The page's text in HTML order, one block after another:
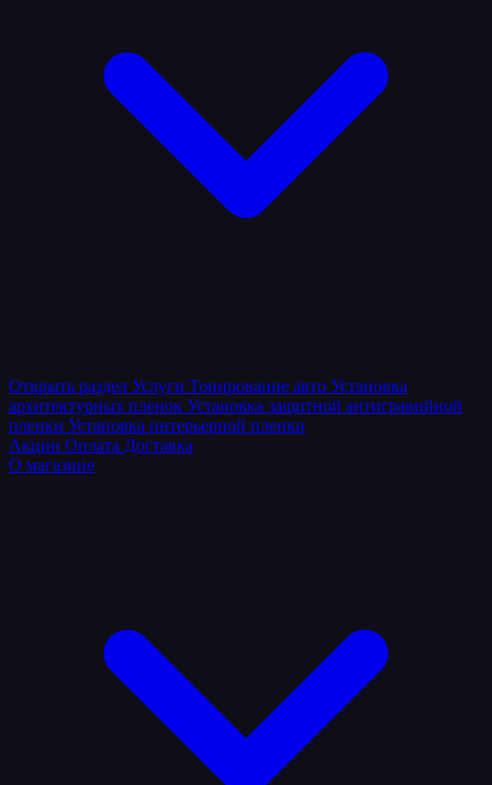
Открыть раздел Услуги Тонирование авто Установка
архитектурных пленок Установка защитной антигравийной
пленки Установка интерьерной пленки
Акции Оплата Доставка
О магазине